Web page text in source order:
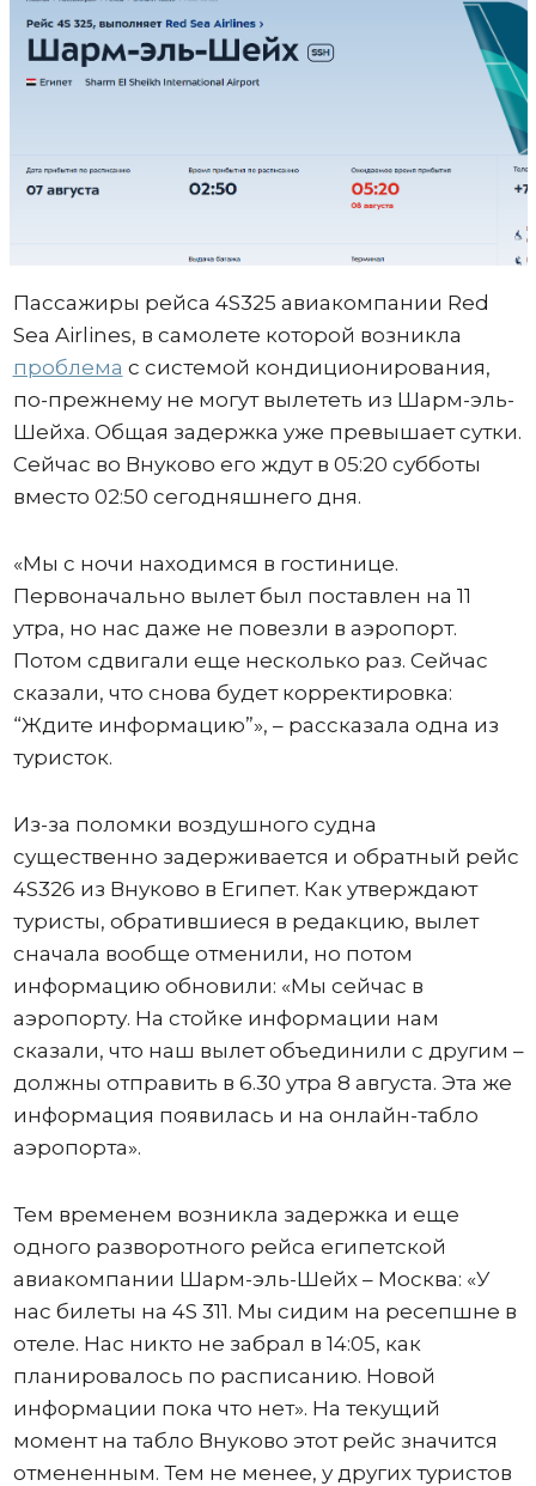
Пассажиры рейса 4S325 авиакомпании Red
Sea Airlines, в самолете которой возникла
проблема с системой кондиционирования,
по-прежнему не могут вылететь из Шарм-эль-
Шейха. Общая задержка уже превышает сутки.
Сейчас во Внуково его ждут в 05:20 субботы
вместо 02:50 сегодняшнего дня.
«Мы с ночи находимся в гостинице.
Первоначально вылет был поставлен на 11
утра, но нас даже не повезли в аэропорт.
Потом сдвигали еще несколько раз. Сейчас
сказали, что снова будет корректировка:
“Ждите информацию”», – рассказала одна из
туристок.
Из-за поломки воздушного судна
существенно задерживается и обратный рейс
4S326 из Внуково в Египет. Как утверждают
туристы, обратившиеся в редакцию, вылет
сначала вообще отменили, но потом
информацию обновили: «Мы сейчас в
аэропорту. На стойке информации нам
сказали, что наш вылет объединили с другим –
должны отправить в 6.30 утра 8 августа. Эта же
информация появилась и на онлайн-табло
аэропорта».
Тем временем возникла задержка и еще
одного разворотного рейса египетской
авиакомпании Шарм-эль-Шейх – Москва: «У
нас билеты на 4S 311. Мы сидим на ресепшне в
отеле. Нас никто не забрал в 14:05, как
планировалось по расписанию. Новой
информации пока что нет». На текущий
момент на табло Внуково этот рейс значится
отмененным. Тем не менее, у других туристов